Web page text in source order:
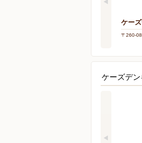
ケー
〒260-
ケーズデ